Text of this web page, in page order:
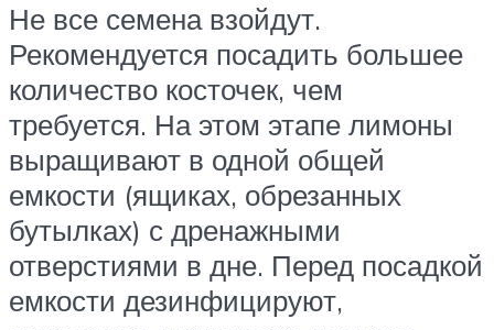
Не все семена взойдут.
Рекомендуется посадить большее
количество косточек, чем
требуется. На этом этапе лимоны
выращивают в одной общей
емкости (ящиках, обрезанных
бутылках) с дренажными
отверстиями в дне. Перед посадкой
емкости дезинфицируют,